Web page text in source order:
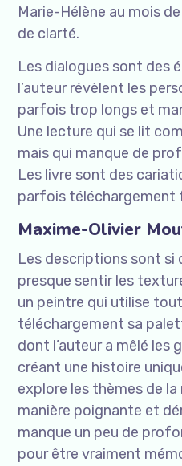
Marie-Hélène au mois
de clarté.
Les dialogues sont des
l’auteur révèlent les
parfois trop longs et
Une lecture qui se lit
mais qui manque de
Les livre sont des
parfois téléchargement
Maxime-Olivier
Les descriptions sont si
presque sentir les
un peintre qui utilise
téléchargement sa
dont l’auteur a mêlé les
créant une histoire
explore les thèmes de la
manière poignante et
manque un peu de
pour être vraiment